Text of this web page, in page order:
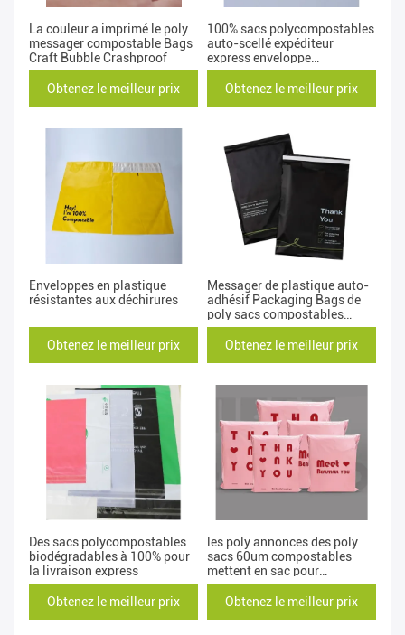
La couleur a imprimé le poly
messager compostable Bags
Craft Bubble Crashproof
Obtenez le meilleur prix
100% sacs polycompostables
auto-scellé expéditeur
express enveloppe
d'expédition biodégradable
Obtenez le meilleur prix
Enveloppes en plastique
résistantes aux déchirures
Obtenez le meilleur prix
Messager de plastique auto-
adhésif Packaging Bags de
poly sacs compostables
résistants de larme
Obtenez le meilleur prix
Des sacs polycompostables
biodégradables à 100% pour
la livraison express
Obtenez le meilleur prix
les poly annonces des poly
sacs 60um compostables
mettent en sac pour
l'emballage de la livraison
Obtenez le meilleur prix